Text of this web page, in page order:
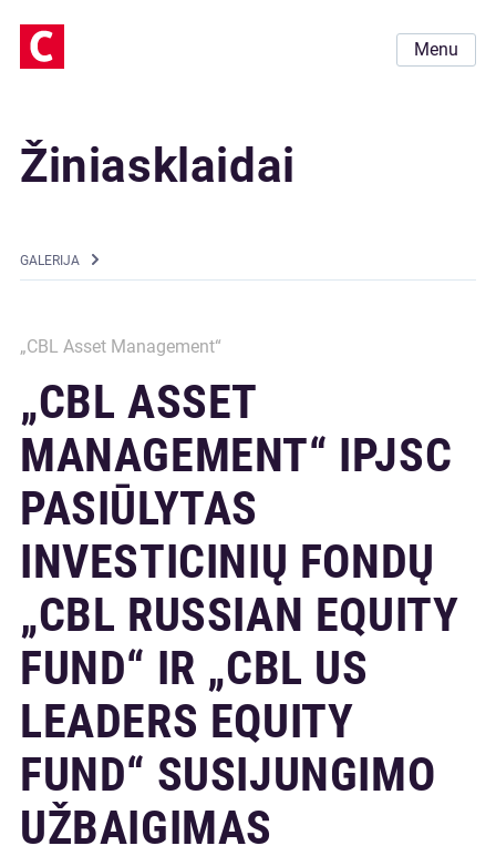
Menu
Žiniasklaidai
GALERIJA
„CBL Asset Management“
„CBL ASSET
MANAGEMENT“ IPJSC
PASIŪLYTAS
INVESTICINIŲ FONDŲ
„CBL RUSSIAN EQUITY
FUND“ IR „CBL US
LEADERS EQUITY
FUND“ SUSIJUNGIMO
UŽBAIGIMAS